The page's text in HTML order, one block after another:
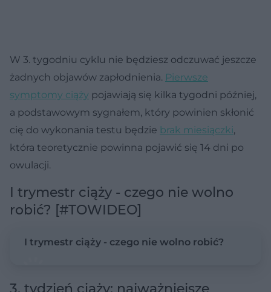
W 3. tygodniu cyklu nie będziesz odczuwać jeszcze
żadnych objawów zapłodnienia. Pierwsze
symptomy ciąży pojawiają się kilka tygodni później,
a podstawowym sygnałem, który powinien skłonić
cię do wykonania testu będzie brak miesiączki,
która teoretycznie powinna pojawić się 14 dni po
owulacji.
I trymestr ciąży - czego nie wolno
robić? [#TOWIDEO]
I trymestr ciąży - czego nie wolno robić?
3. tydzień ciąży: najważniejsze